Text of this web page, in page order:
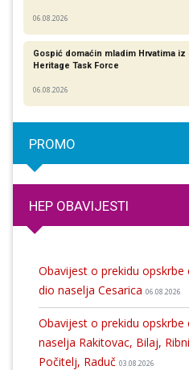
06.08.2026
Gospić domaćin mladim Hrvatima
Heritage Task Force
06.08.2026
PROMO
HEP OBAVIJESTI
Obavijest o prekidu
dio naselja Cesarica 06.08.2026
Obavijest o prekidu
naselja Rakitovac, Bilaj,
Počitelj, Raduč 03.08.2026